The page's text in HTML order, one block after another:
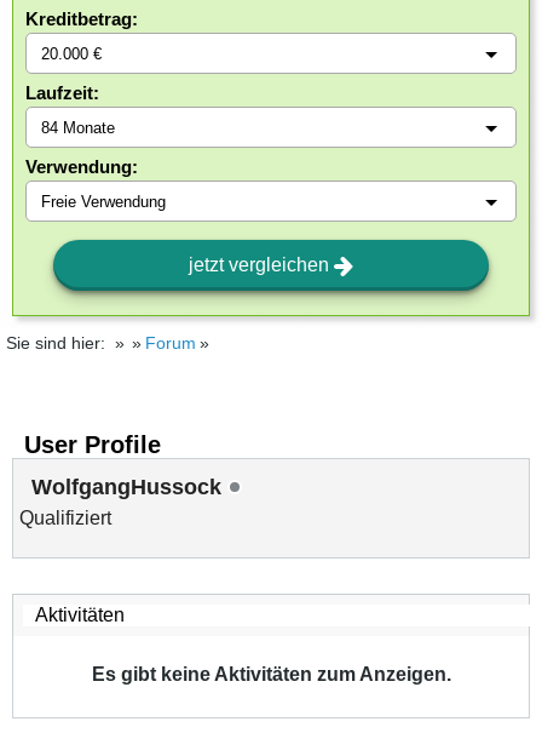
Kreditbetrag:
Laufzeit:
Verwendung:
jetzt vergleichen
Sie sind hier: Forum
User Profile
WolfgangHussock
Qualifiziert
Es gibt keine Aktivitäten zum Anzeigen.